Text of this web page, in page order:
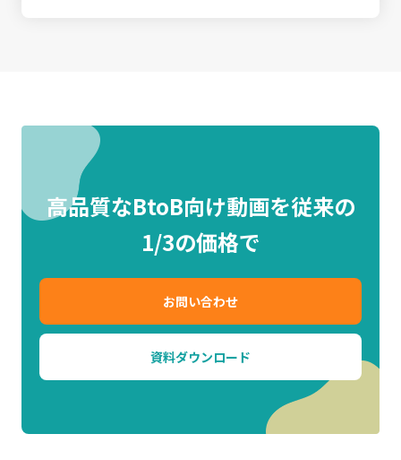
高品質なBtoB向け動画を従来の
1/3の価格で
お問い合わせ
資料ダウンロード